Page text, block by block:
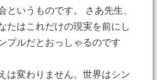
というものです。 さあ先生、
たはこれだけの現実を前にし
プルだとおっしゃるのです
変わりません。世界はシン